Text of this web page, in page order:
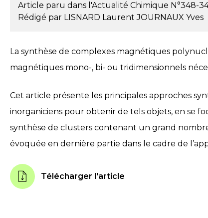
Article paru dans l'Actualité Chimique N°348-
Rédigé par LISNARD LaurentJOURNAUX Yves
La synthèse de complexes magnétiques
magnétiques mono-, bi- ou tridimensionnels
Cet article présente les principales approches
inorganiciens pour obtenir de tels objets, en se
synthèse de clusters contenant un grand
évoquée en dernière partie dans le cadre de
Télécharger l'article